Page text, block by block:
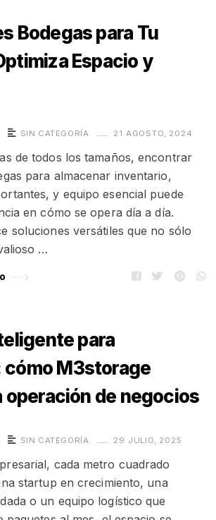
Bodegas para Tu
Espacio y
SIN CATEGORÍA 21 AGOSTO, 2024
de todos los tamaños, encontrar
para almacenar inventario,
y equipo esencial puede
en cómo se opera día a día.
soluciones versátiles que no sólo
…
para
cómo M3storage
operación de negocios
SIN CATEGORÍA 29 JULIO, 2025
cada metro cuadrado
startup en crecimiento, una
o un equipo logístico que